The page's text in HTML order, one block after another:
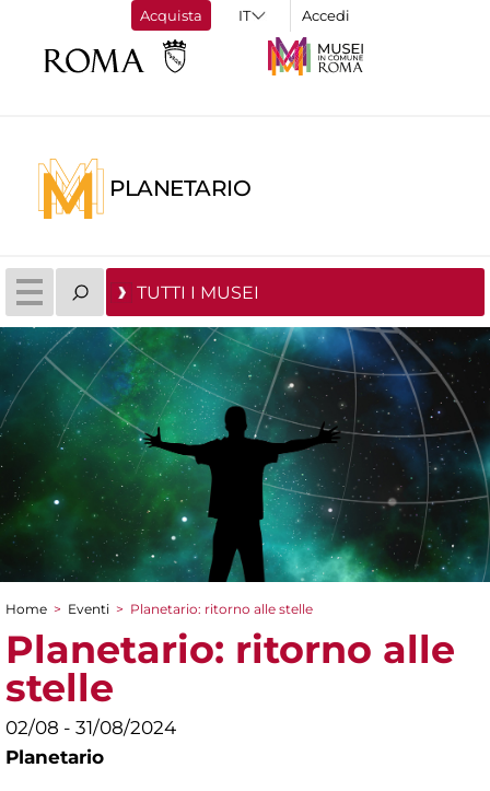
Acquista Accedi
PLANETARIO
TUTTI I MUSEI
Tu sei qui
Home > Eventi > Planetario: ritorno alle stelle
Planetario: ritorno alle
stelle
02/08 - 31/08/2024
Planetario